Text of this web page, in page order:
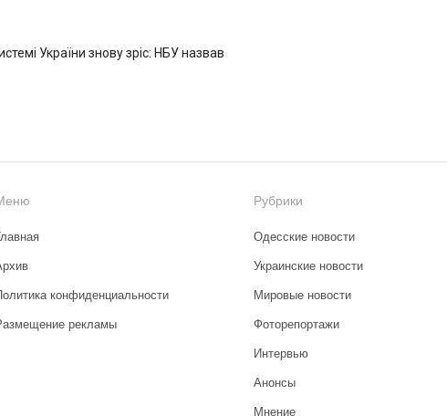
України знову зріс: НБУ назвав
конфиденциальности
рекламы
Рубрики
Одесские новости
Украинские новости
Мировые новости
Фоторепортажи
Интервью
Анонсы
Мнение